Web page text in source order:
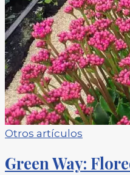
Otros artículos
Green Way: